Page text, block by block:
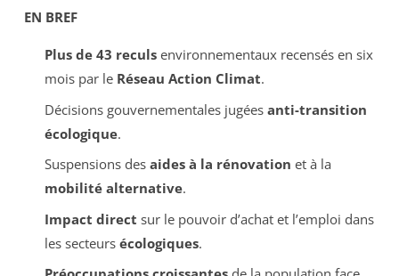
EN BREF
Plus de 43 reculsenvironnementaux recensés en six
mois par le Réseau Action Climat.
Décisions gouvernementales jugées anti-transition
écologique.
Suspensions des aides à la rénovation et à la
mobilité alternative.
Impact direct sur le pouvoir d’achat et l’emploi dans
les secteurs écologiques.